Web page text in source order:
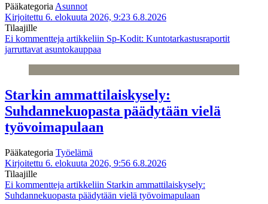
Pääkategoria Asunnot
Kirjoitettu 6. elokuuta 2026, 9:23 6.8.2026
Tilaajille
Ei kommentteja artikkeliin Sp-Kodit: Kuntotarkastusraportit
jarruttavat asuntokauppaa
Starkin ammattilaiskysely:
Suhdannekuopasta päädytään vielä
työvoimapulaan
Pääkategoria Työelämä
Kirjoitettu 6. elokuuta 2026, 9:56 6.8.2026
Tilaajille
Ei kommentteja artikkeliin Starkin ammattilaiskysely:
Suhdannekuopasta päädytään vielä työvoimapulaan